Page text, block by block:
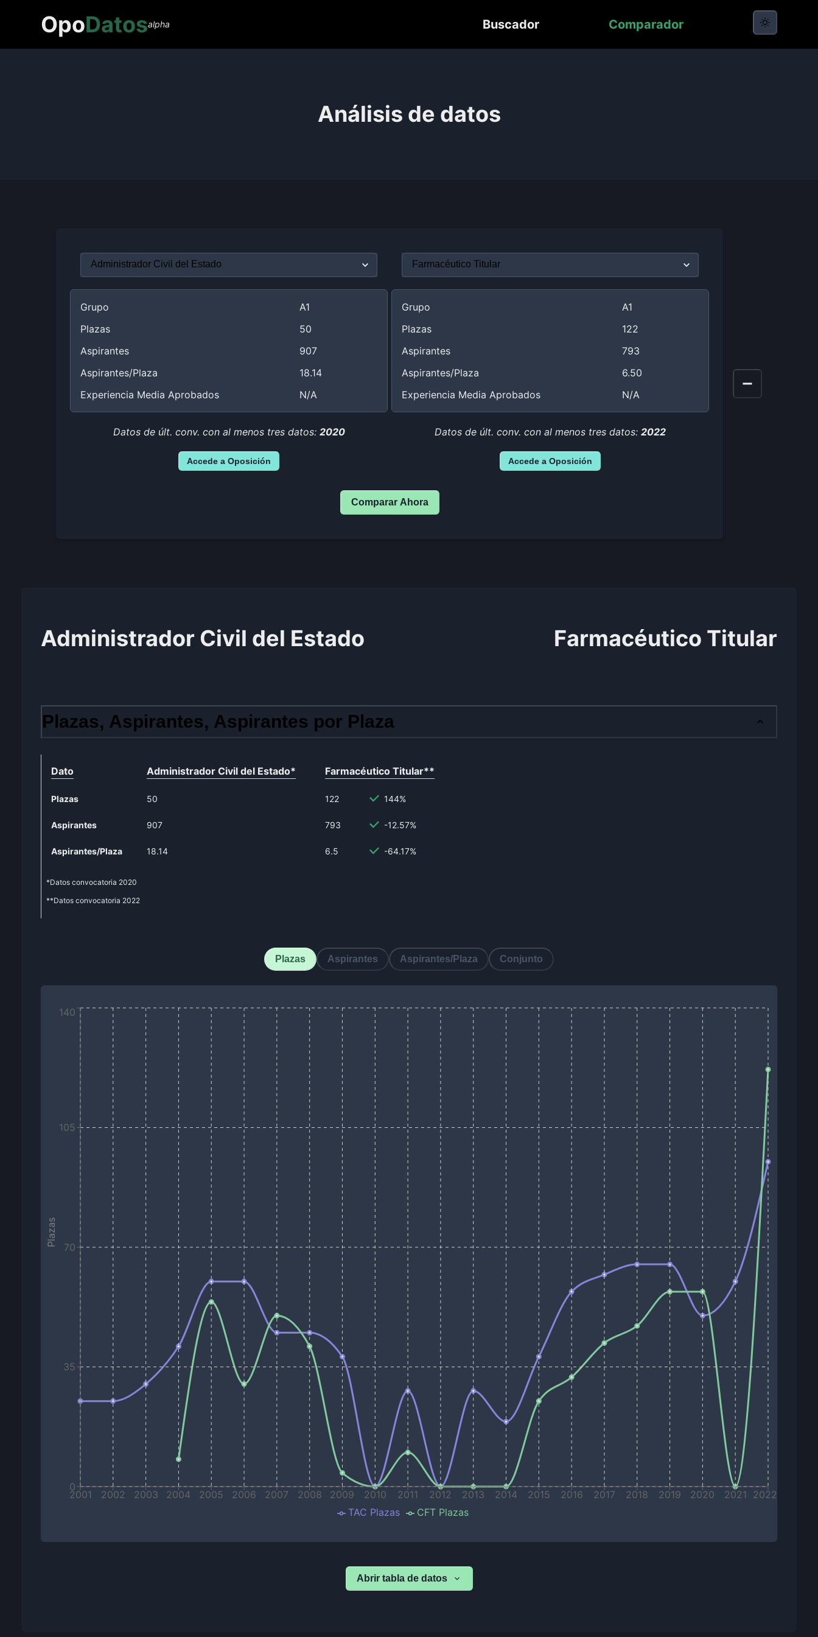
OpoDatosalpha Buscador Comparador
Análisis de datos
Grupo
A1
Plazas
50
Aspirantes
907
Aspirantes/Plaza
18.14
Experiencia Media Aprobados
N/A
Datos de últ. conv. con al menos tres datos: 2020
Accede a Oposición
Grupo
A1
Plazas
122
Aspirantes
793
Aspirantes/Plaza
6.50
Experiencia Media Aprobados
N/A
Datos de últ. conv. con al menos tres datos: 2022
Accede a Oposición
Comparar Ahora
Administrador Civil del Estado Farmacéutico Titular
Plazas, Aspirantes, Aspirantes por Plaza
Dato Administrador Civil del Estado*
Plazas 50
Aspirantes 907
Aspirantes/Plaza 18.14
Farmacéutico Titular**
122 144%
793 -12.57%
6.5 -64.17%
*Datos convocatoria 2020
**Datos convocatoria 2022
Plazas Aspirantes Aspirantes/Plaza Conjunto
2001 2002 2003 2004 2005 2006 2007 2008 2009 2010 2011 2012 2013 2014 2015 2016 2017 2018 2019 2020 2021 2022
0
35
70
105
140
Plazas
TAC Plazas CFT Plazas
Abrir tabla de datos